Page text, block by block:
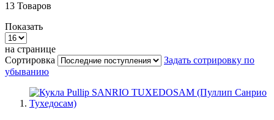
13 Товаров
Показать
на странице
Сортировка
Задать сотрировку по
убыванию